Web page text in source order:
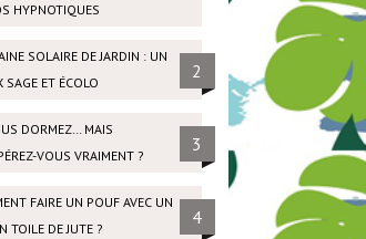
HYPNOTIQUES
SOLAIRE DE JARDIN : UN
SAGE ET ÉCOLO
2
DORMEZ… MAIS
VOUS VRAIMENT ?
3
FAIRE UN POUF AVEC UN
TOILE DE JUTE ?
4